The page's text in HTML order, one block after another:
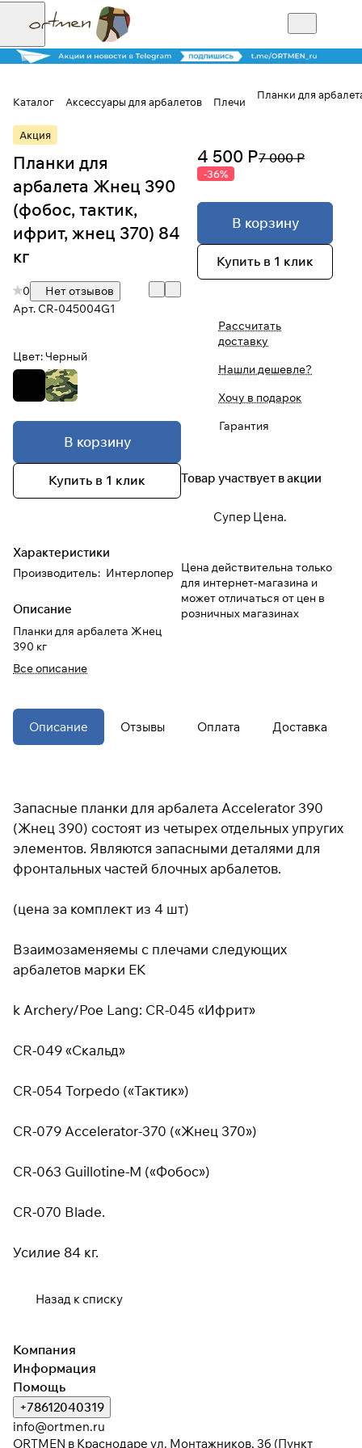
Каталог Аксессуары для арбалетов Плечи
Планки для
Акция
Планки для
арбалета Жнец 390
(фобос, тактик,
ифрит, жнец 370) 84
кг
0
Нет отзывов
Арт. CR-045004G1
Цвет:Черный
В корзину
Купить в 1 клик
Характеристики
Производитель: Интерлопер
Описание
Планки для арбалета Жнец
390 кг
Все описание
4 500 Р7 000 Р
-36%
В корзину
Купить в 1 клик
Рассчитать
доставку
Нашли дешевле?
Хочу в подарок
Гарантия
Товар участвует в акции
Супер Цена.
Цена действительна только
для интернет-магазина и
может отличаться от цен в
розничных магазинах
Описание Отзывы Оплата Доставка
Запасные планки для арбалета Accelerator 390
(Жнец 390) состоят из четырех отдельных упругих
элементов. Являются запасными деталями для
фронтальных частей блочных арбалетов.
(цена за комплект из 4 шт)
Взаимозаменяемы с плечами следующих
арбалетов марки EК
k Archery/Poe Lang: CR-045 «Ифрит»
CR-049 «Скальд»
CR-054 Torpedo («Тактик»)
CR-079 Accelerator-370 («Жнец 370»)
CR-063 Guillotine-M («Фобос»)
CR-070 Blade.
Усилие 84 кг.
Назад к списку
Разбейте
оплату на части
25%
При оформлении заказа
Оплачивайте сегодня только
картой любого банка
% будут
с вашей карты
по25%каждые 2 недели
применяются.
25
недели
Остались вопросы?
plait.ru
Компания
Информация
Помощь
+78612040319
info@ortmen.ru
ORTMEN в Краснодаре ул. Монтажников, 3б (Пункт